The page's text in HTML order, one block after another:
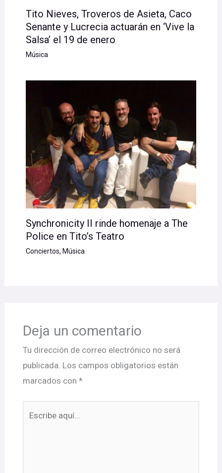
Tito Nieves, Troveros de Asieta, Caco
Senante y Lucrecia actuarán en ‘Vive la
Salsa’ el 19 de enero
Música
Synchronicity II rinde homenaje a The
Police en Tito’s Teatro
Conciertos, Música
Deja un comentario
Tu dirección de correo electrónico no será
publicada. Los campos obligatorios están
marcados con *